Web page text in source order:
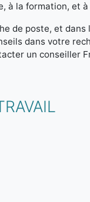
à la formation, et
de poste, et dans
dans votre
un conseiller